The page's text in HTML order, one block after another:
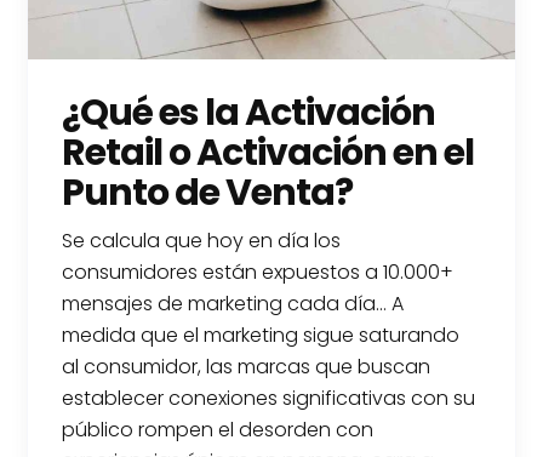
¿Qué es la Activación
Retail o Activación en el
Punto de Venta?
Se calcula que hoy en día los
consumidores están expuestos a 10.000+
mensajes de marketing cada día… A
medida que el marketing sigue saturando
al consumidor, las marcas que buscan
establecer conexiones significativas con su
público rompen el desorden con